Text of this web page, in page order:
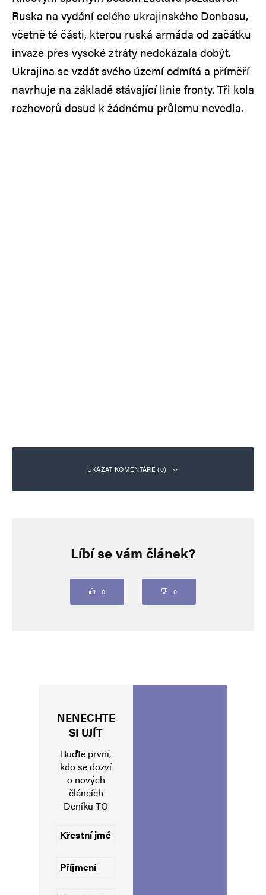
Ruska na vydání celého ukrajinského Donbasu,
včetně té části, kterou ruská armáda od začátku
invaze přes vysoké ztráty nedokázala dobýt.
Ukrajina se vzdát svého území odmítá a příměří
navrhuje na základě stávající linie fronty. Tři kola
rozhovorů dosud k žádnému průlomu nevedla.
UKÁZAT KOMENTÁŘE (0)
Vaše e-mailová adresa nebude zveřejněna. Vyžadované informace jsou
Uložit do prohlížeče jméno, e-mail a webovou stránku pro budoucí
Informujte mě o nových komentářích e-mailem.
Líbí se vám článek?
0 0
NENECHTE
SI UJÍT
Buďte první,
kdo se dozví
o nových
článcích
Deníku TO